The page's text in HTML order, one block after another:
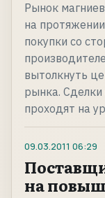
Рынок
на
покупки со
вытолкнуть
рынка.
проходят на
09.03.2011 06:29
на